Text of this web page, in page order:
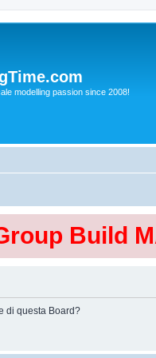
modelling passion since 2008!
Build
di questa Board?